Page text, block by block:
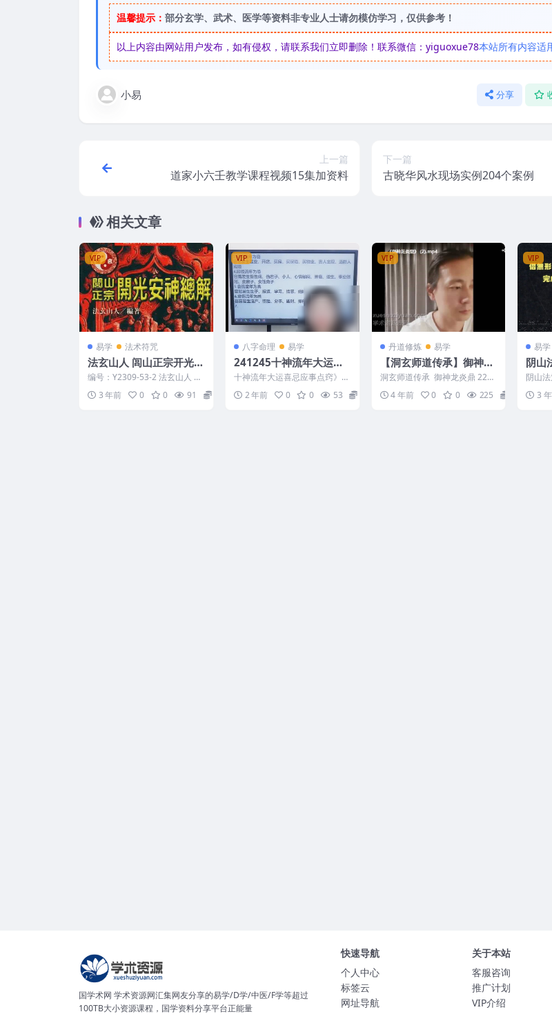
温馨提示： 部分玄学、武术、医学等资料非专业人士请勿模仿学习，仅供参考！
以上内容由网站用户发布，如有侵权，请联系我们立即删除！联系微信：yiguoxue78本站所有内容适
小易 分享
上一篇
道家小六壬教学课程视频15集加资料
下一篇
古晓华风水现场实例204个案例
相关文章
VIP
易学 法术符咒
法玄山人 闾山正宗开光安
神总解.pdf
编号：Y2309-53-2 法玄山人 闾
山正宗开光安神总解.pdf
3 年前 0 0 91
VIP
八字命理 易学
241245十神流年大运喜
忌应事点窍》1集Y
十神流年大运喜忌应事点窍》1
2 年前 0 0 53
VIP
丹道修炼 易学
【洞玄师道传承】御神龙
炎鼎
洞玄师道传承 御神龙炎鼎 22w
4 年前 0 0 225
VIP
易学
阴山
3
国学术网 学术资源网汇集网友分享的易学/D学/中医/F学等超过
100TB大小资源课程，国学资料分享平台正能量
快速导航
个人中心
标签云
网址导航
关于本站
客服咨询
推广计划
VIP介绍